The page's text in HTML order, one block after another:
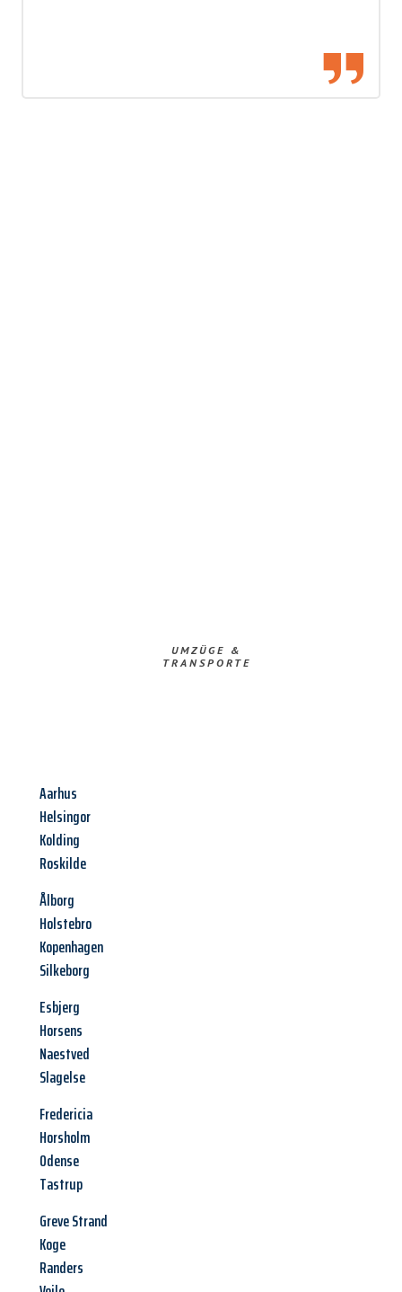
UMZÜGE &
TRANSPORTE
Aarhus
Helsingor
Kolding
Roskilde
Ålborg
Holstebro
Kopenhagen
Silkeborg
Esbjerg
Horsens
Naestved
Slagelse
Fredericia
Horsholm
Odense
Tastrup
Greve Strand
Koge
Randers